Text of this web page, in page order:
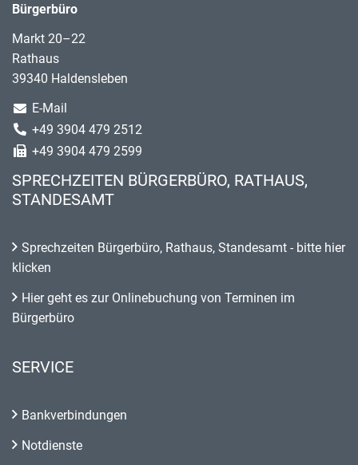
Bürgerbüro
Markt 20–22
Rathaus
39340 Haldensleben
E-Mail
+49 3904 479 2512
+49 3904 479 2599
SPRECHZEITEN BÜRGERBÜRO, RATHAUS,
STANDESAMT
Sprechzeiten Bürgerbüro, Rathaus, Standesamt - bitte hier
klicken
Hier geht es zur Onlinebuchung von Terminen im
Bürgerbüro
SERVICE
Bankverbindungen
Notdienste